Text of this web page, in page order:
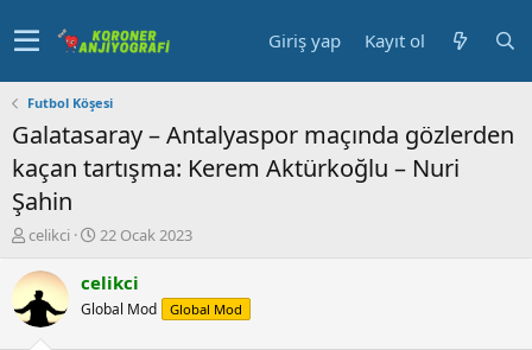
Giriş yap Kayıt ol
Futbol Köşesi
Galatasaray – Antalyaspor maçında gözlerden
kaçan tartışma: Kerem Aktürkoğlu – Nuri
Şahin
K
n
u
y
celikci
B
ş
a
22 Ocak 2023
celikci
Global Mod Global Mod